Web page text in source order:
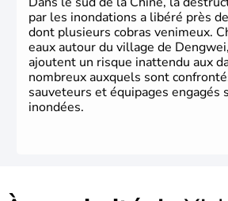
la poudre à canon.
par les inondations a libéré près
dont plusieurs cobras venimeux.
eaux autour du village de
ajoutent un risque inattendu aux
nombreux auxquels sont
sauveteurs et équipages engagés
inondées.